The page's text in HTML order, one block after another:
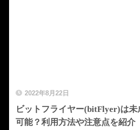
2022年8月22日
ビットフライヤー(bitFlyer)は未
可能？利用方法や注意点を紹介